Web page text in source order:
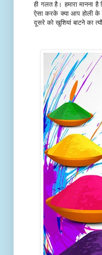
ही गलत है। हमारा मानना
ऐसा करके क्या आप होली के
दूसरे को खुशियां बाटने का